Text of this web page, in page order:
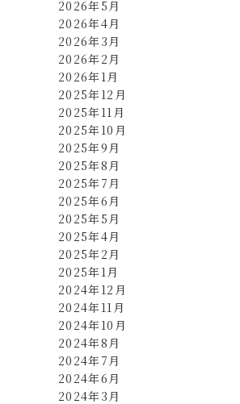
2026年5月
2026年4月
2026年3月
2026年2月
2026年1月
2025年12月
2025年11月
2025年10月
2025年9月
2025年8月
2025年7月
2025年6月
2025年5月
2025年4月
2025年2月
2025年1月
2024年12月
2024年11月
2024年10月
2024年8月
2024年7月
2024年6月
2024年3月